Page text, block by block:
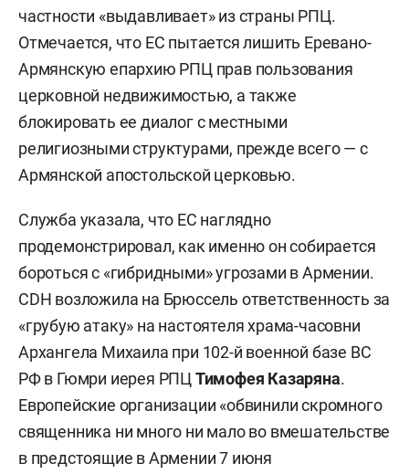
частности «выдавливает» из страны РПЦ.
Отмечается, что ЕС пытается лишить Еревано-
Армянскую епархию РПЦ прав пользования
церковной недвижимостью, а также
блокировать ее диалог с местными
религиозными структурами, прежде всего — с
Армянской апостольской церковью.
Служба указала, что ЕС наглядно
продемонстрировал, как именно он собирается
бороться с «гибридными» угрозами в Армении.
CDH возложила на Брюссель ответственность за
«грубую атаку» на настоятеля храма-часовни
Архангела Михаила при 102-й военной базе ВС
РФ в Гюмри иерея РПЦТимофея Казаряна.
Европейские организации «обвинили скромного
священника ни много ни мало во вмешательстве
в предстоящие в Армении 7 июня